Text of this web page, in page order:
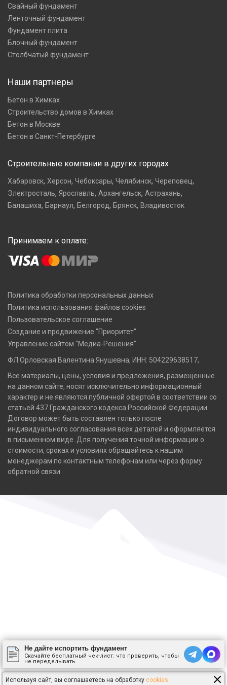
Свайный фундамент
Ленточный фундамент
Фундамент плита
Блочный фундамент
Столбчатый фундамент
Наши партнеры
Бетон в Химках
Строительство домов в Химках
Бетон в Москве
Бетон в Санкт-Петербурге
Строительные компании в других городах
Хабаровск, Херсон, Чебоксары, Челябинск, Череповец,
Электросталь, Ярославль, Архангельск, Астрахань,
Балашиха, Барнаул, Белгород, Брянск, Владивосток
Принимаем к оплате:
Политика обработки персональных данных
Политика использования файлов cookies
Пользовательское соглашение
Создание и продвижение "Приоритет"
Управление сайтом "Медиа-Решения"
ФЛ Орловская Валентина Янушевна, ИНН: 504229638517,
Все материалы, цены, условия и предложения, размещенные
на данном сайте, носят исключительно информационный
характер и не являются публичной офертой в соответствии со
статьей 437 Гражданского кодекса Российской Федерации.
Договор может быть составлен только после
индивидуального согласования всех деталей и оформляется
в письменном виде. Для получения точной информации о
стоимости, сроках и условиях обращайтесь к нашим
менеджерам по контактным телефонам или через форму
обратной связи.
Не дайте испортить фундамент
Скачайте бесплатный чек-лист: что проверить, чтобы
не переделывать
Используя сайт, вы соглашаетесь на обработку cookies